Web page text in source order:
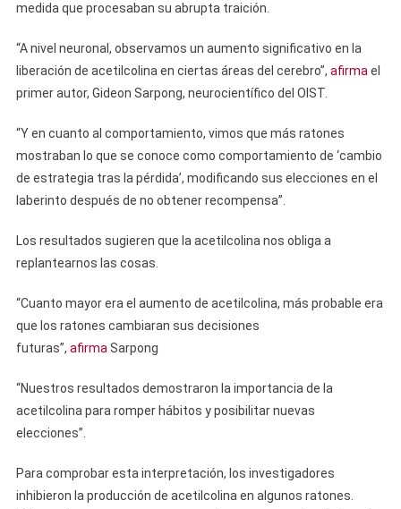
medida que procesaban su abrupta traición.
“A nivel neuronal, observamos un aumento significativo en la
liberación de acetilcolina en ciertas áreas del cerebro”, afirma el
primer autor, Gideon Sarpong, neurocientífico del OIST.
“Y en cuanto al comportamiento, vimos que más ratones
mostraban lo que se conoce como comportamiento de ‘cambio
de estrategia tras la pérdida’, modificando sus elecciones en el
laberinto después de no obtener recompensa”.
Los resultados sugieren que la acetilcolina nos obliga a
replantearnos las cosas.
“Cuanto mayor era el aumento de acetilcolina, más probable era
que los ratones cambiaran sus decisiones
futuras”, afirma Sarpong
“Nuestros resultados demostraron la importancia de la
acetilcolina para romper hábitos y posibilitar nuevas
elecciones”.
Para comprobar esta interpretación, los investigadores
inhibieron la producción de acetilcolina en algunos ratones.